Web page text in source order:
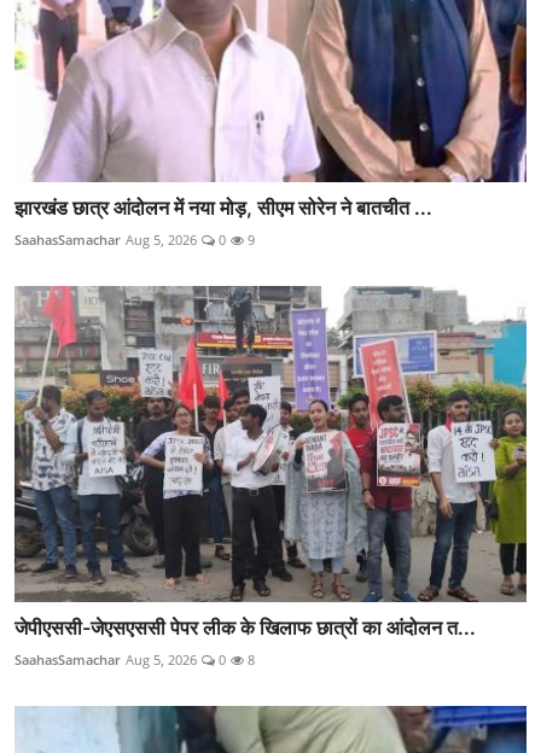
झारखंड छात्र आंदोलन में नया मोड़, सीएम सोरेन ने बातचीत ...
SaahasSamachar Aug 5, 2026 0 9
जेपीएससी-जेएसएससी पेपर लीक के खिलाफ छात्रों का आंदोलन त...
SaahasSamachar Aug 5, 2026 0 8